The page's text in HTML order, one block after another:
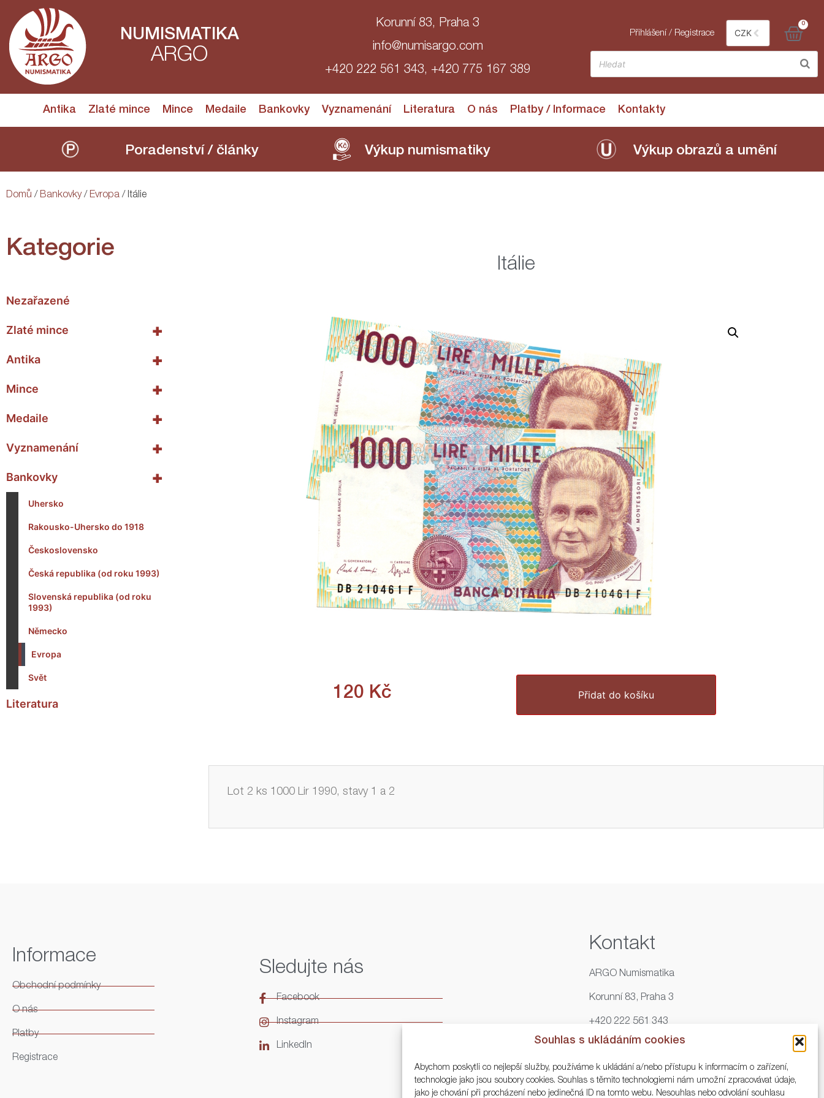
Souhlas s ukládáním cookies
Abychom poskytli co nejlepší služby, používáme k ukládání a/nebo přístupu k informacím o zařízení,
technologie jako jsou soubory cookies. Souhlas s těmito technologiemi nám umožní zpracovávat údaje,
jako je chování při procházení nebo jedinečná ID na tomto webu. Nesouhlas nebo odvolání souhlasu
NUMISMATIKA
ARGO
Korunní 83, Praha 3
info@numisargo.com
+420 222 561 343, +420 775 167 389
Přihlášení / Registrace CZK
0
Antika Zlaté mince Mince Medaile Bankovky Vyznamenání Literatura O nás Platby / Informace Kontakty
Poradenství / články Výkup numismatiky Výkup obrazů a umění
Domů / Bankovky/ Evropa / Itálie
Kategorie
Nezařazené
+
Zlaté mince
+
Antika
+
Mince
+
Medaile
+
Vyznamenání
+
Bankovky
Uhersko
Rakousko-Uhersko do 1918
Československo
Česká republika (od roku 1993)
Slovenská republika (od roku
1993)
Německo
Evropa
Svět
Literatura
Itálie
120 Kč Přidat do košíku
Lot 2 ks 1000 Lir 1990, stavy 1 a 2
Informace
Obchodní podmínky
O nás
Platby
Registrace
Sledujte nás
Facebook
Instagram
LinkedIn
Kontakt
ARGO Numismatika
Korunní 83, Praha 3
+420 222 561 343
+420 773 025 117
info@numisargo.com